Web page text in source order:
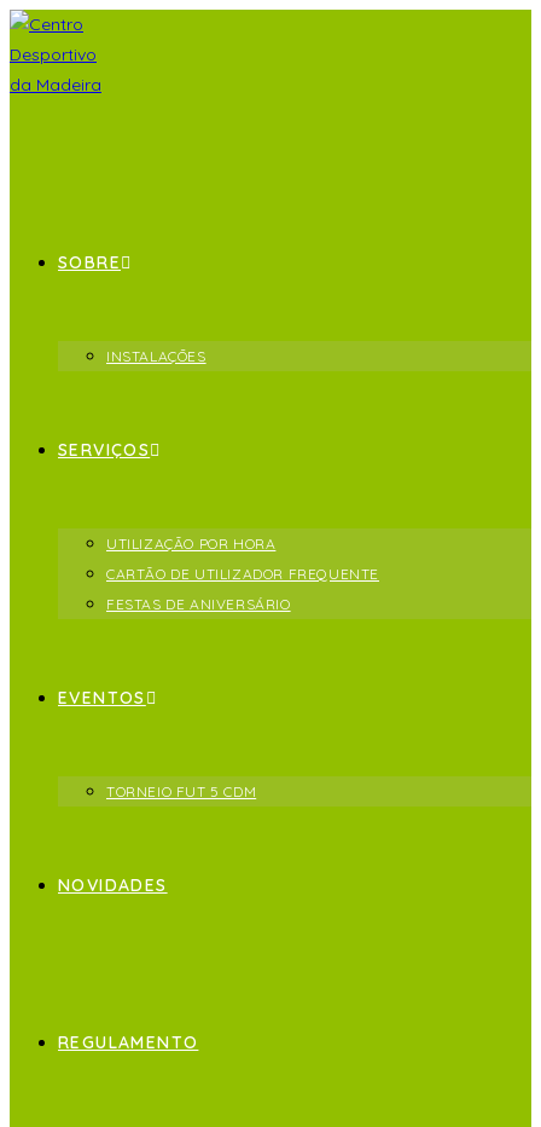
SOBRE
INSTALAÇÕES
SERVIÇOS
UTILIZAÇÃO POR HORA
CARTÃO DE UTILIZADOR FREQUENTE
FESTAS DE ANIVERSÁRIO
EVENTOS
TORNEIO FUT 5 CDM
NOVIDADES
REGULAMENTO